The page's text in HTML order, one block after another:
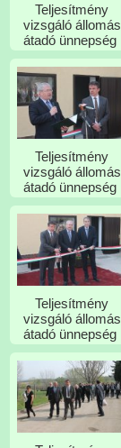
Teljesítmény
vizsgáló állomás
átadó ünnepség
Teljesítmény
vizsgáló állomás
átadó ünnepség
Teljesítmény
vizsgáló állomás
átadó ünnepség